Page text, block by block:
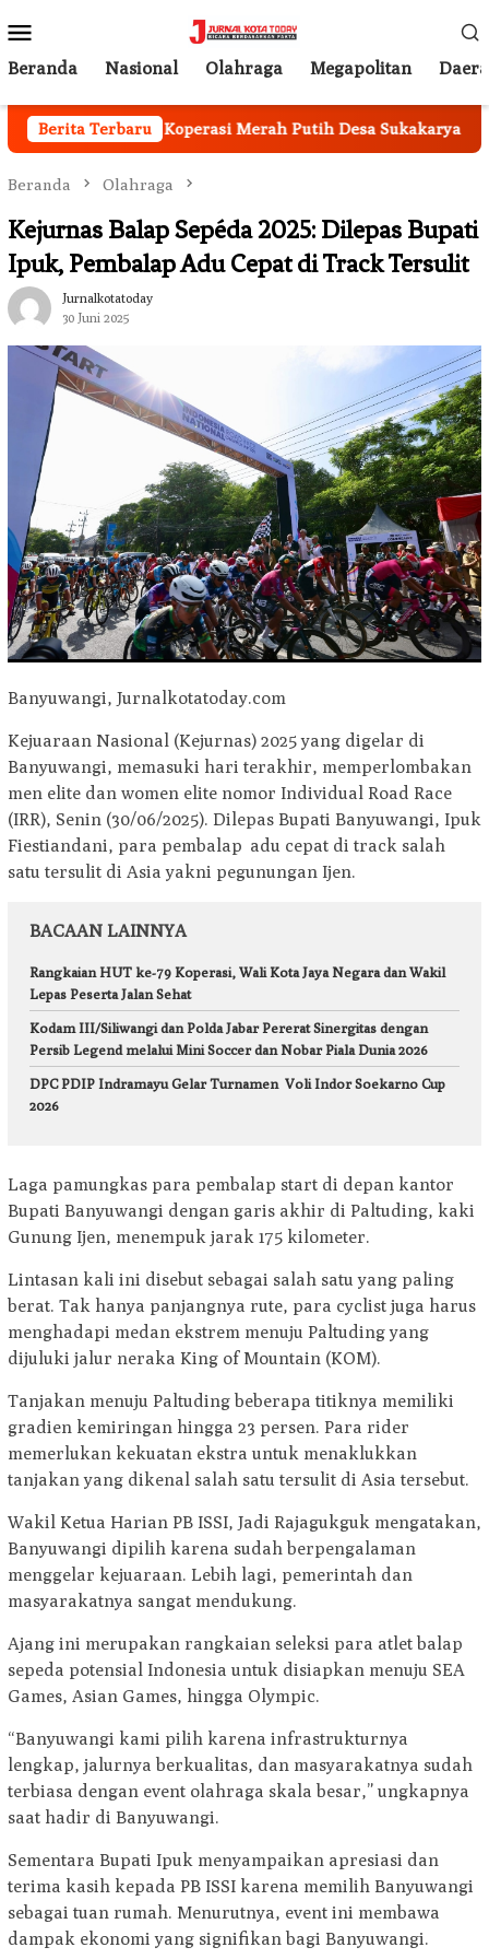
ke
kontenMobile
Beranda Nasional Olahraga Megapolitan
Berita Terbaru
Kantor Koperasi Merah Putih Desa Sukakarya Masih
Beranda Olahraga
Kejurnas Balap Sepéda 2025: Dilepas Bupati
Ipuk, Pembalap Adu Cepat di Track Tersulit
Jurnalkotatoday
30 Juni 2025
Banyuwangi, Jurnalkotatoday.com
Kejuaraan Nasional (Kejurnas) 2025 yang digelar di
Banyuwangi, memasuki hari terakhir, memperlombakan
men elite dan women elite nomor Individual Road Race
(IRR), Senin (30/06/2025). Dilepas Bupati Banyuwangi, Ipuk
Fiestiandani, para pembalap adu cepat di track salah
satu tersulit di Asia yakni pegunungan Ijen.
BACAAN LAINNYA
Rangkaian HUT ke-79 Koperasi, Wali Kota Jaya Negara dan Wakil
Lepas Peserta Jalan Sehat
Kodam III/Siliwangi dan Polda Jabar Pererat Sinergitas dengan
Persib Legend melalui Mini Soccer dan Nobar Piala Dunia 2026
DPC PDIP Indramayu Gelar Turnamen Voli Indor Soekarno Cup
2026
Laga pamungkas para pembalap start di depan kantor
Bupati Banyuwangi dengan garis akhir di Paltuding, kaki
Gunung Ijen, menempuk jarak 175 kilometer.
Lintasan kali ini disebut sebagai salah satu yang paling
berat. Tak hanya panjangnya rute, para cyclist juga harus
menghadapi medan ekstrem menuju Paltuding yang
dijuluki jalur neraka King of Mountain (KOM).
Tanjakan menuju Paltuding beberapa titiknya memiliki
gradien kemiringan hingga 23 persen. Para rider
memerlukan kekuatan ekstra untuk menaklukkan
tanjakan yang dikenal salah satu tersulit di Asia tersebut.
Wakil Ketua Harian PB ISSI, Jadi Rajagukguk mengatakan,
Banyuwangi dipilih karena sudah berpengalaman
menggelar kejuaraan. Lebih lagi, pemerintah dan
masyarakatnya sangat mendukung.
Ajang ini merupakan rangkaian seleksi para atlet balap
sepeda potensial Indonesia untuk disiapkan menuju SEA
Games, Asian Games, hingga Olympic.
“Banyuwangi kami pilih karena infrastrukturnya
lengkap, jalurnya berkualitas, dan masyarakatnya sudah
terbiasa dengan event olahraga skala besar,” ungkapnya
saat hadir di Banyuwangi.
Sementara Bupati Ipuk menyampaikan apresiasi dan
terima kasih kepada PB ISSI karena memilih Banyuwangi
sebagai tuan rumah. Menurutnya, event ini membawa
dampak ekonomi yang signifikan bagi Banyuwangi.